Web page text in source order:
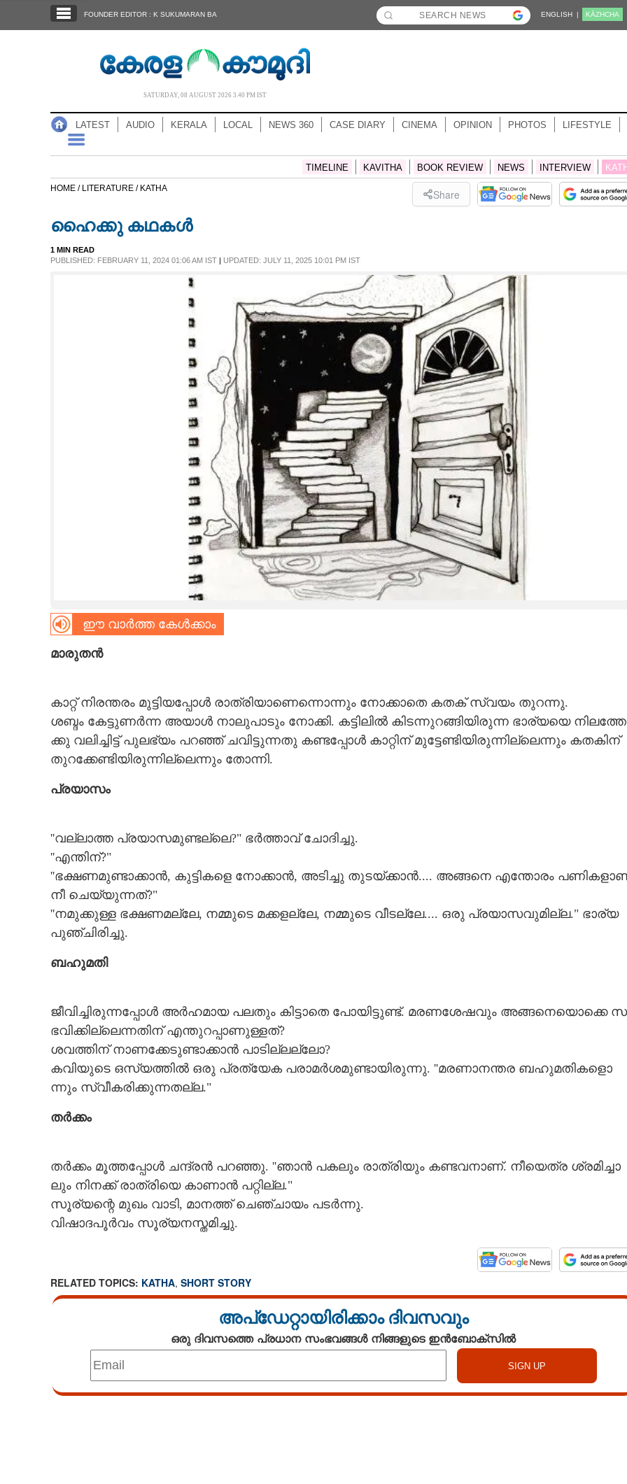
NOTIFIED NEWS
CARTOONS
FOUNDER EDITOR : K SUKUMARAN BA ENGLISH | KĀZHCHA
SATURDAY, 08 AUGUST 2026 3.40 PM IST
LATEST AUDIO KERALA LOCAL NEWS 360 CASE DIARY CINEMA OPINION PHOTOS LIFESTYLE
TIMELINE KAVITHA BOOK REVIEW NEWS INTERVIEW
HOME / LITERATURE / KATHA Share
ഹൈക്കു കഥകൾ
1 MIN READ
PUBLISHED: FEBRUARY 11, 2024 01:06 AM IST| UPDATED: JULY 11, 2025 10:01 PM IST
ഈ വാർത്ത കേൾക്കാം
മാ​രു​തൻ
കാ​റ്റ് ​നി​ര​ന്ത​രം​ ​മു​ട്ടി​യ​പ്പോ​ൾ​ ​രാ​ത്രി​യാ​ണെ​ന്നൊ​ന്നും​ ​നോ​ക്കാ​തെ​ ​ക​ത​ക് ​സ്വ​യം​ ​തു​റ​ന്നു.
ശ​ബ്ദം​ ​കേ​ട്ടു​ണ​ർ​ന്ന​ ​അ​യാ​ൾ​ ​നാ​ലു​പാ​ടും​ ​നോ​ക്കി.​ ​ക​ട്ടി​ലി​ൽ​ ​കി​ട​ന്നു​റ​ങ്ങി​യി​രു​ന്ന​ ​ഭാ​ര്യ​യെ​ ​നി​ല​ത്തേ​
ക്കു​ ​വ​ലി​ച്ചി​ട്ട് ​പു​ല​ഭ്യം​ ​പ​റ​ഞ്ഞ് ​ച​വി​ട്ടു​ന്ന​തു​ ​ക​ണ്ട​പ്പോ​ൾ​ ​കാ​റ്റി​ന് ​മു​ട്ടേ​ണ്ടി​യി​രു​ന്നി​ല്ലെ​ന്നും​ ​ക​ത​കി​ന് ​
തു​റ​ക്കേ​ണ്ടി​യി​രു​ന്നി​ല്ലെ​ന്നും​ ​തോ​ന്നി.
പ്ര​യാ​സം
'​'​വ​ല്ലാ​ത്ത​ ​പ്ര​യാ​സ​മു​ണ്ട​ല്ലെ​?​"​ ​ഭ​ർ​ത്താ​വ് ​ചോ​ദി​ച്ചു.
'​'​എ​ന്തി​ന്?"
'​'​ഭ​ക്ഷ​ണ​മു​ണ്ടാ​ക്കാ​ൻ,​ ​കു​ട്ടി​ക​ളെ​ ​നോ​ക്കാ​ൻ,​ ​അ​ടി​ച്ചു​ ​തു​ട​യ്ക്കാ​ൻ....​ ​അ​ങ്ങ​നെ​ ​എ​ന്തോ​രം​
നീ​ ​ചെ​യ്യു​ന്ന​ത്?"
'​'​ന​മു​ക്കു​ള്ള​ ​ഭ​ക്ഷ​ണ​മ​ല്ലേ,​ ​ന​മ്മു​ടെ​ ​മ​ക്ക​ള​ല്ലേ,​ ​ന​മ്മു​ടെ​ ​വീ​ട​ല്ലേ....​ ​ഒ​രു​ ​പ്ര​യാ​സ​വു​മി​ല്ല.​"​ ​ഭാ​ര്യ​ ​
പു​ഞ്ചി​രി​ച്ചു.
ബ​ഹു​മ​തി
ജീ​വി​ച്ചി​രു​ന്ന​പ്പോ​ൾ​ ​അ​ർ​ഹ​മാ​യ​ ​പ​ല​തും​ ​കി​ട്ടാ​തെ​ ​പോ​യി​ട്ടു​ണ്ട്.​ ​മ​ര​ണ​ശേ​ഷ​വും​ ​അ​ങ്ങ​നെ​യൊ​ക്കെ​
ഭ​വി​ക്കി​ല്ലെ​ന്ന​തി​ന് ​എ​ന്തു​റ​പ്പാ​ണു​ള്ള​ത്?
ശ​വ​ത്തി​ന് ​നാ​ണ​ക്കേ​ടു​ണ്ടാ​ക്കാ​ൻ​ ​പാ​ടി​ല്ല​ല്ലോ?
ക​വി​യു​ടെ​ ​ഒ​സ്യ​ത്തി​ൽ​ ​ഒ​രു​ ​പ്ര​ത്യേ​ക​ ​പ​രാ​മ​ർ​ശ​മു​ണ്ടാ​യി​രു​ന്നു.​ ​'​'​മ​ര​ണാ​ന​ന്ത​ര​ ​ബ​ഹു​മ​തി​ക​ളൊ​
ന്നും​ ​സ്വീ​ക​രി​ക്കു​ന്ന​ത​ല്ല."
ത​ർ​ക്കം
ത​ർ​ക്കം​ ​മൂ​ത്ത​പ്പോ​ൾ​ ​ച​ന്ദ്ര​ൻ​ ​പ​റ​ഞ്ഞു.​ ​'​'​ഞാ​ൻ​ ​പ​ക​ലും​ ​രാ​ത്രി​യും​ ​ക​ണ്ട​വ​നാ​ണ്.​ ​നീ​യെ​ത്ര​ ​ശ്ര​മി​ച്ചാ​
ലും​ ​നി​ന​ക്ക് ​രാ​ത്രി​യെ​ ​കാ​ണാ​ൻ​ ​പ​റ്റി​ല്ല."
സൂ​ര്യ​ന്റെ​ ​മു​ഖം​ ​വാ​ടി,​ ​മാ​ന​ത്ത് ​ചെ​ഞ്ചാ​യം​ ​പ​ട​ർ​ന്നു.
വി​ഷാ​ദ​പൂ​ർ​വം​ ​സൂ​ര്യ​ന​സ്ത​മി​ച്ചു.
RELATED TOPICS: KATHA, SHORT STORY
അപ്ഡേറ്റായിരിക്കാം ദിവസവും
ഒരു ദിവസത്തെ പ്രധാന സംഭവങ്ങൾ നിങ്ങളുടെ ഇൻബോക്സിൽ
ഹൈക്കു കഥകൾ